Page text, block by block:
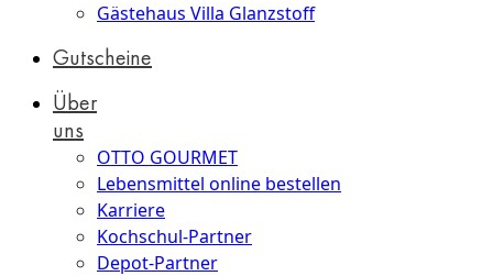
Gästehaus Villa Glanzstoff
Gutscheine
Über
uns
OTTO GOURMET
Lebensmittel online bestellen
Karriere
Kochschul-Partner
Depot-Partner